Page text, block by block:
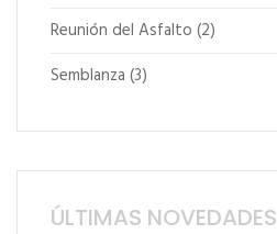
Reunión del Asfalto (2)
Semblanza (3)
ÚLTIMAS NOVEDADES